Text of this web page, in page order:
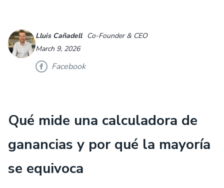
Lluis Cañadell
Co-Founder & CEO
March 9, 2026
Facebook
Qué mide una calculadora de
ganancias y por qué la mayoría
se equivoca